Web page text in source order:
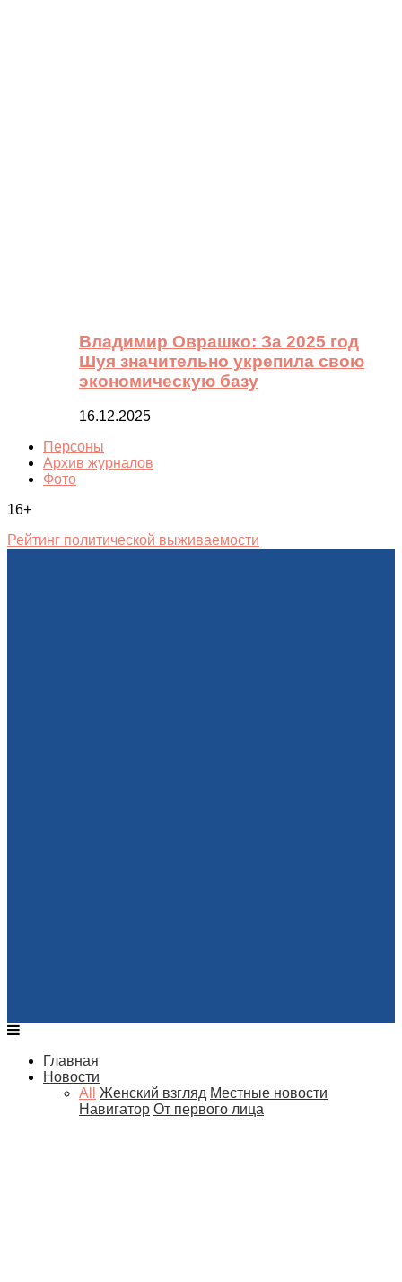
Владимир Оврашко: За 2025 год
Шуя значительно укрепила свою
экономическую базу
16.12.2025
Персоны
Архив журналов
Фото
16+
Рейтинг политической выживаемости
Главная
Новости
All
Женский взгляд Местные новости
Навигатор От первого лица